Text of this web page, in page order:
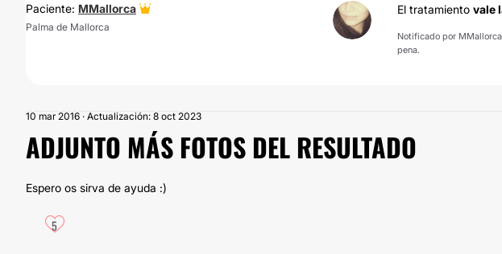
Paciente: MMallorca
Palma de Mallorca
El tratamiento vale
Notificado por
pena.
10 mar 2016 · Actualización: 8 oct 2023
ADJUNTO MÁS FOTOS DEL RESULTADO
Espero os sirva de ayuda :)
5